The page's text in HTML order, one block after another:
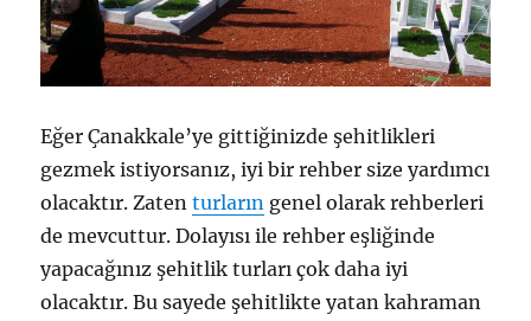
Eğer Çanakkale’ye gittiğinizde şehitlikleri
gezmek istiyorsanız, iyi bir rehber size yardımcı
olacaktır. Zatenturların genel olarak rehberleri
de mevcuttur. Dolayısı ile rehber eşliğinde
yapacağınız şehitlik turları çok daha iyi
olacaktır. Bu sayede şehitlikte yatan kahraman